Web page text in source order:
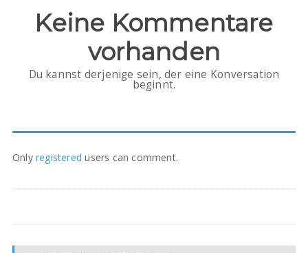
Keine Kommentare
vorhanden
Du kannst derjenige sein, der eine Konversation
beginnt.
Only registeredusers can comment.